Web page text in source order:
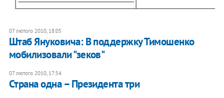
07 лютого 2010, 18:05
Штаб Януковича: В поддержку Тимошенко
мобилизовали "зеков"
07 лютого 2010, 17:54
Страна одна – Президента три